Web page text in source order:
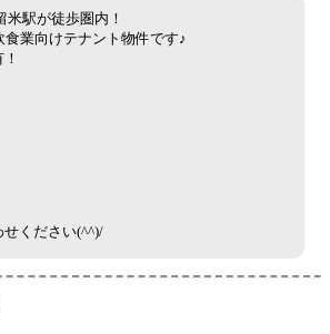
米駅が徒歩圏内！
業向けテナント物件です♪
ください(^^)/